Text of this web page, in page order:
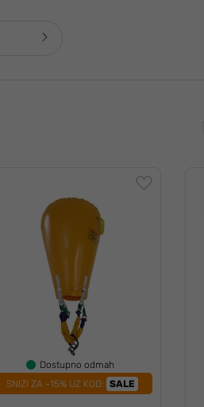
Dostupno odmah
SNIZI ZA -15% UZ KOD: SALE